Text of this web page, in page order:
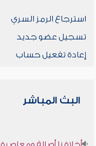
استرجاع الرمز السري
تسجيل عضو جديد
إعادة تفعيل حساب
البث المباشر